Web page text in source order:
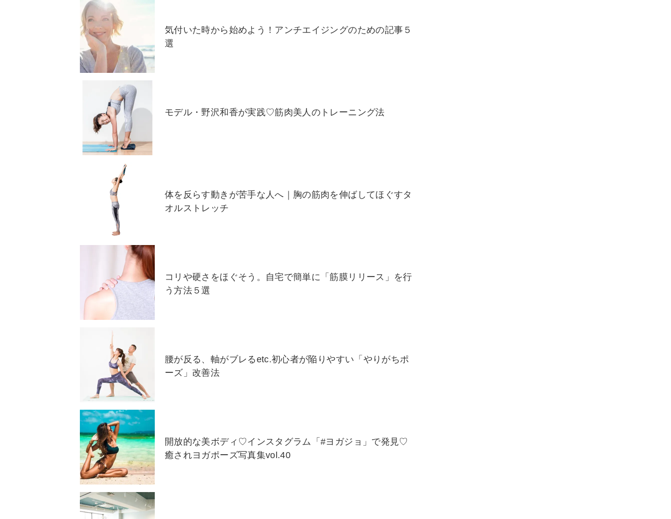
気付いた時から始めよう！アンチエイジングのための記事５
選
モデル・野沢和香が実践♡筋肉美人のトレーニング法
体を反らす動きが苦手な人へ｜胸の筋肉を伸ばしてほぐすタ
オルストレッチ
コリや硬さをほぐそう。自宅で簡単に「筋膜リリース」を行
う方法５選
腰が反る、軸がブレるetc.初心者が陥りやすい「やりがちポ
ーズ」改善法
開放的な美ボディ♡インスタグラム「#ヨガジョ」で発見♡
癒されヨガポーズ写真集vol.40